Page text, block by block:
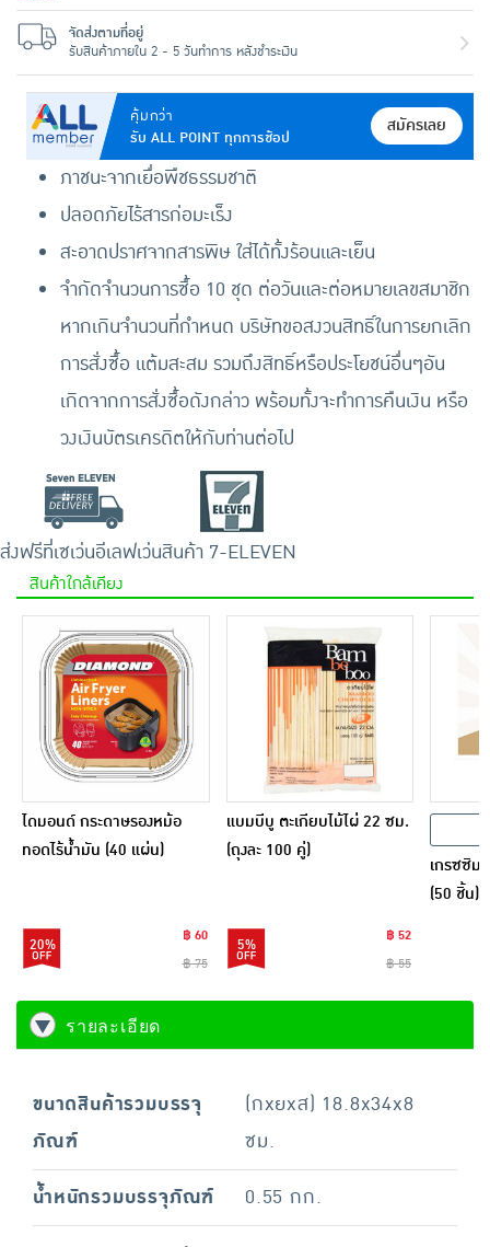
คุ้มกว่า
รับ ALL POINT ทุกการช้อป
สมัครเลย
ภาชนะจากเยื่อพืชธรรมชาติ
ปลอดภัยไร้สารก่อมะเร็ง
สะอาดปราศจากสารพิษ ใส่ได้ทั้งร้อนและเย็น
จำกัดจำนวนการซื้อ 10 ชุด ต่อวันและต่อหมายเลขสมาชิก
หากเกินจำนวนที่กำหนด บริษัทขอสงวนสิทธิ์ในการยกเลิก
การสั่งซื้อ แต้มสะสม รวมถึงสิทธิ์หรือประโยชน์อื่นๆอัน
เกิดจากการสั่งซื้อดังกล่าว พร้อมทั้งจะทำการคืนเงิน หรือ
วงเงินบัตรเครดิตให้กับท่านต่อไป
จัดส่งตามที่อยู่
รับสินค้าภายใน 2 - 5 วันทำการ หลังชำระเงิน
ส่งฟรีที่เซเว่นอีเลฟเว่นสินค้า 7-ELEVEN
สินค้าใกล้เคียง
ไดมอนด์ กระดาษรองหม้อ
ทอดไร้น้ำมัน (40 แผ่น)
20%
฿ 60
฿ 75
แบมบีบู ตะเกียบไม้ไผ่ 22 ซม.
(ถุงละ 100 คู่)
5%
฿ 52
฿ 55
เกรซซิม
(50 ชิ้น)
รายละเอียด
ขนาดสินค้ารวมบรรจุ
ภัณฑ์
(กxยxส) 18.8x34x8
ซม.
น้ำหนักรวมบรรจุภัณฑ์
0.55 กก.